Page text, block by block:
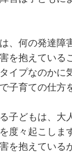
、何の発達障
を抱えている
イプなのかに
子育ての仕方
子どもは、大
度々起こしま
を抱えている